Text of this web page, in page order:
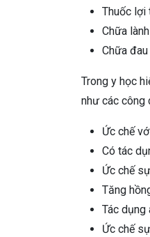
Thuốc lợi
Chữa
Chữa
Trong y học
như các công
Ức chế
Có tác
Ức chế
Tăng
Tác dụng
Ức chế